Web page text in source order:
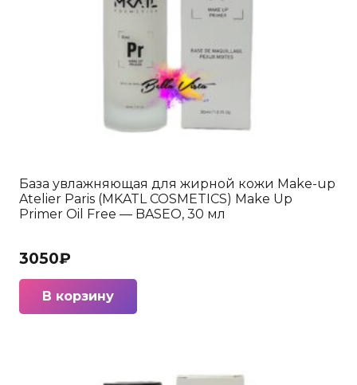
База увлажняющая для жирной кожи Make-up
Atelier Paris (MKATL COSMETICS) Make Up
Primer Oil Free — BASEO, 30 мл
3050₽
В корзину